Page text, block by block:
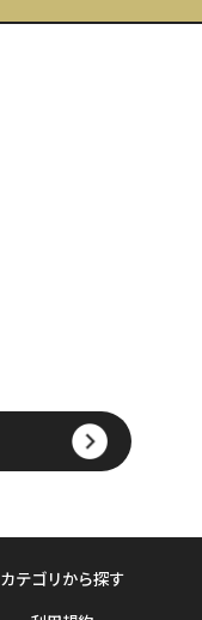
カテゴリから探す